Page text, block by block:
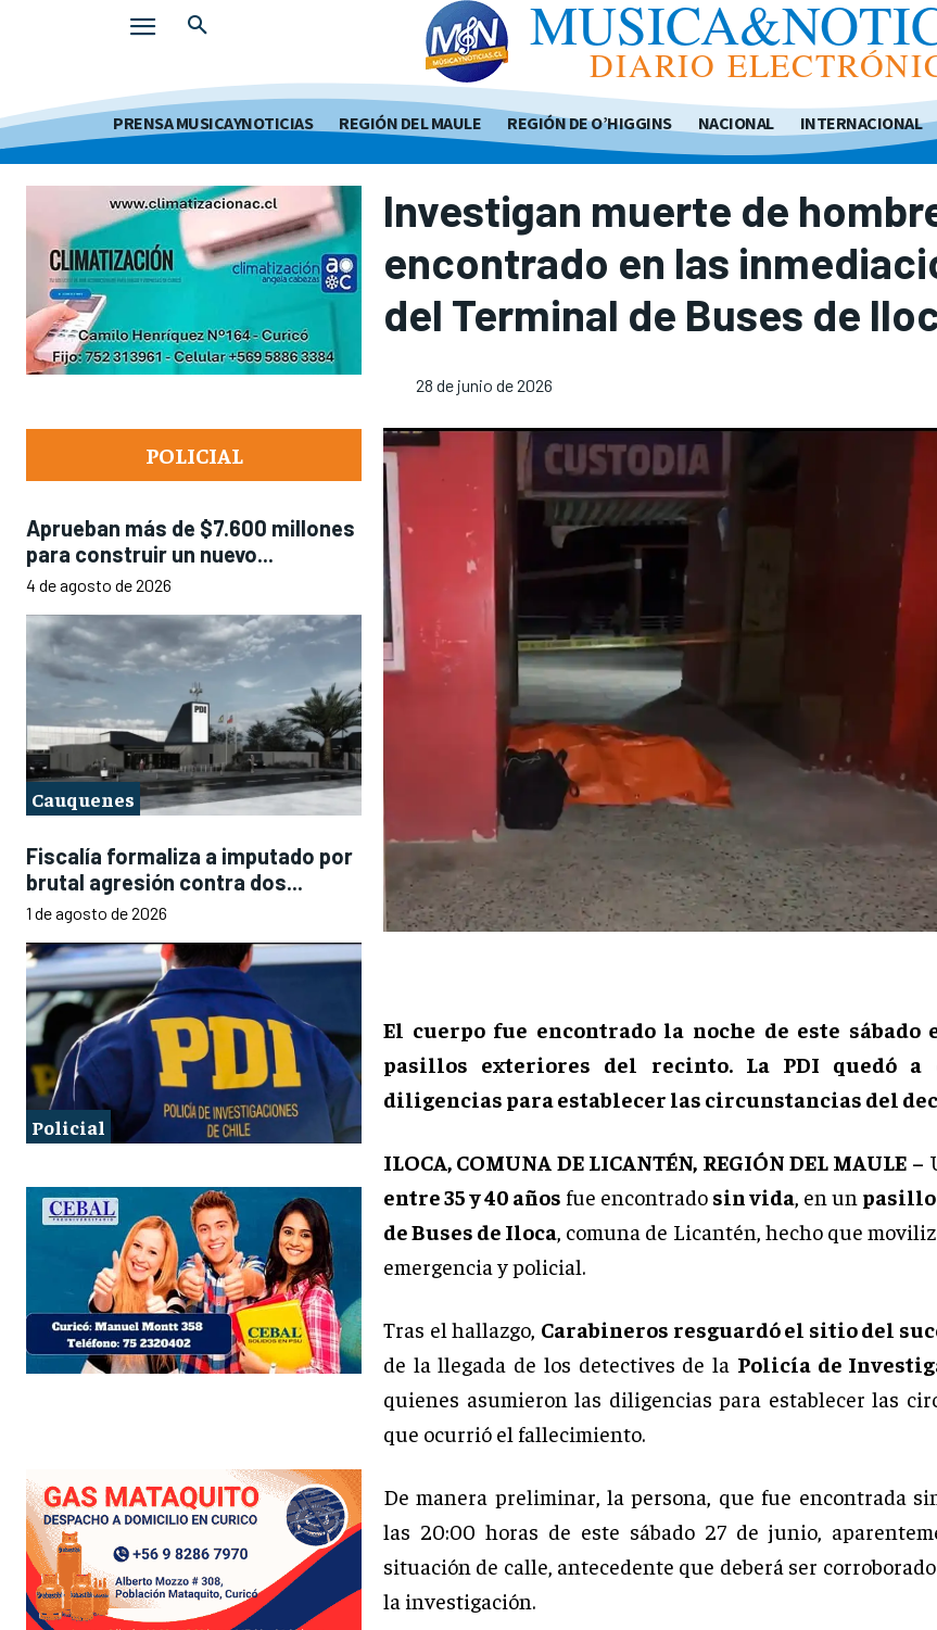
DIARIO
PRENSA MUSICAYNOTICIAS REGIÓN DEL MAULE REGIÓN DE O’HIGGINS NACIONAL INTERNACIONAL
POLICIAL
Aprueban más de $7.600 millones
para construir un nuevo...
4 de agosto de 2026
Cauquenes
Fiscalía formaliza a imputado por
brutal agresión contra dos...
1 de agosto de 2026
Policial
Investigan muerte de
encontrado en las
del Terminal de Buses de
28 de junio de 2026
El cuerpo fue encontrado la noche de este sábado
pasillos exteriores del recinto. La PDI quedó a
diligencias para establecer las circunstancias del
ILOCA, COMUNA DE LICANTÉN, REGIÓN DEL MAULE –
entre 35 y 40 años fue encontrado sin vida , en un
de Buses de Iloca , comuna de Licantén, hecho que
emergencia y policial.
Tras el hallazgo, Carabineros resguardó el sitio del
de la llegada de los detectives de la Policía de
quienes asumieron las diligencias para establecer las
que ocurrió el fallecimiento.
De manera preliminar, la persona, que fue encontrada
las 20:00 horas de este sábado 27 de junio,
situación de calle, antecedente que deberá ser
la investigación.